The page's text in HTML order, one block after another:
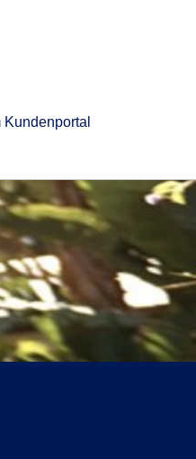
Kundenportal